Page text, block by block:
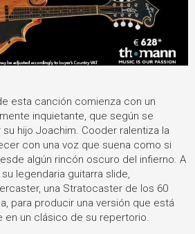
esta canción comienza con un
inquietante, que según se
hijo Joachim. Cooder ralentiza la
con una voz que suena como si
algún rincón oscuro del infierno. A
legendaria guitarra slide,
una Stratocaster de los 60
para producir una versión que está
en un clásico de su repertorio.